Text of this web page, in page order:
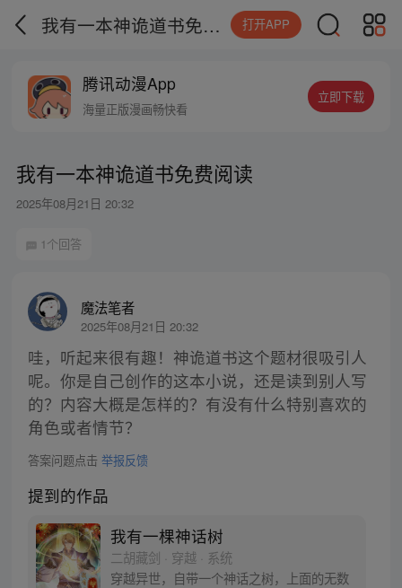
我有一本神诡道书免费阅读 打开APP
腾讯动漫App
海量正版漫画畅快看
立即下载
我有一本神诡道书免费阅读
2025年08月21日 20:32
1个回答
魔法笔者
2025年08月21日 20:32
哇，听起来很有趣！神诡道书这个题材很吸引人
呢。你是自己创作的这本小说，还是读到别人写
的？内容大概是怎样的？有没有什么特别喜欢的
角色或者情节？
答案问题点击 举报反馈
提到的作品
我有一棵神话树
二胡藏剑 · 穿越 · 系统
穿越异世，自带一个神话之树，上面的无数